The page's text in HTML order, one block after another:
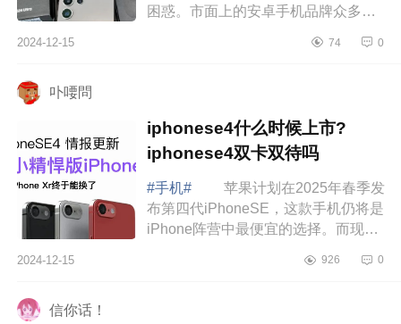
困惑。市面上的安卓手机品牌众多，
学，有些则在性能优化上不遗余力。
2024-12-15 74 0
卟喓問
iphonese4什么时候上市?
iphonese4双卡双待吗
#手机#
苹果计划在2025年春季发
布第四代iPhoneSE，这款手机仍将是
iPhone阵营中最便宜的选择。而现
进一步爆料。下面小编为大家介绍下
2024-12-15 926 0
信你话！